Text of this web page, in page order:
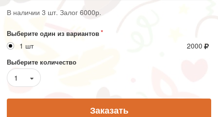
В наличии 3 шт. Залог 6000р.
Выберите один из вариантов
1 шт 2000
Выберите количество
1
Заказать